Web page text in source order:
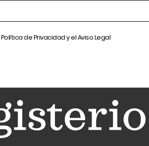
Política de Privacidady elAviso Legal